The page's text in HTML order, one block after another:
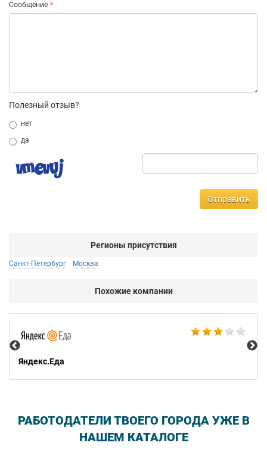
Сообщение
Полезный отзыв?
нет
да
Отправить
Регионы присутствия
Санкт-Петербург Москва
Похожие компании
Яндекс.Еда
РАБОТОДАТЕЛИ ТВОЕГО ГОРОДА УЖЕ В
НАШЕМ КАТАЛОГЕ